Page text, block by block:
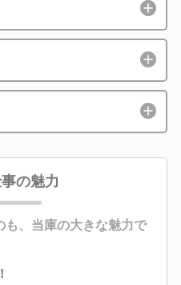
の魅力
、当庫の大きな魅力で